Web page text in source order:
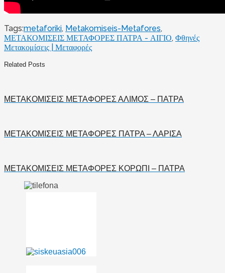
Tags:metaforiki, Metakomiseis-Metafores,
ΜΕΤΑΚΟΜΙΣΕΙΣ ΜΕΤΑΦΟΡΕΣ ΠΑΤΡΑ - ΑΙΓΙΟ, Φθηνές
Μετακομίσεις | Μεταφορές
Related Posts
ΜΕΤΑΚΟΜΙΣΕΙΣ ΜΕΤΑΦΟΡΕΣ ΑΛΙΜΟΣ – ΠΑΤΡΑ
ΜΕΤΑΚΟΜΙΣΕΙΣ ΜΕΤΑΦΟΡΕΣ ΠΑΤΡΑ – ΛΑΡΙΣΑ
ΜΕΤΑΚΟΜΙΣΕΙΣ ΜΕΤΑΦΟΡΕΣ ΚΟΡΩΠΙ – ΠΑΤΡΑ